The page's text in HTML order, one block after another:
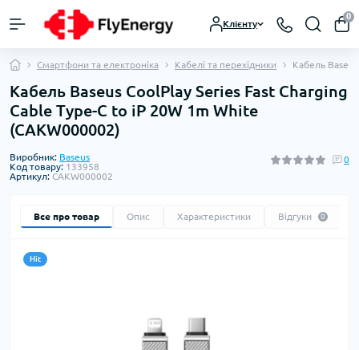
Клієнту
0
Смартфони та електроніка Кабелі та перехідники Кабель
Кабель Baseus CoolPlay Series Fast Charging
Cable Type-C to iP 20W 1m White
(CAKW000002)
Виробник: Baseus
Код товару: 133958
Артикул: CAKW000002
0
Все про товар Опис Характеристики Відгуки 0
Hit